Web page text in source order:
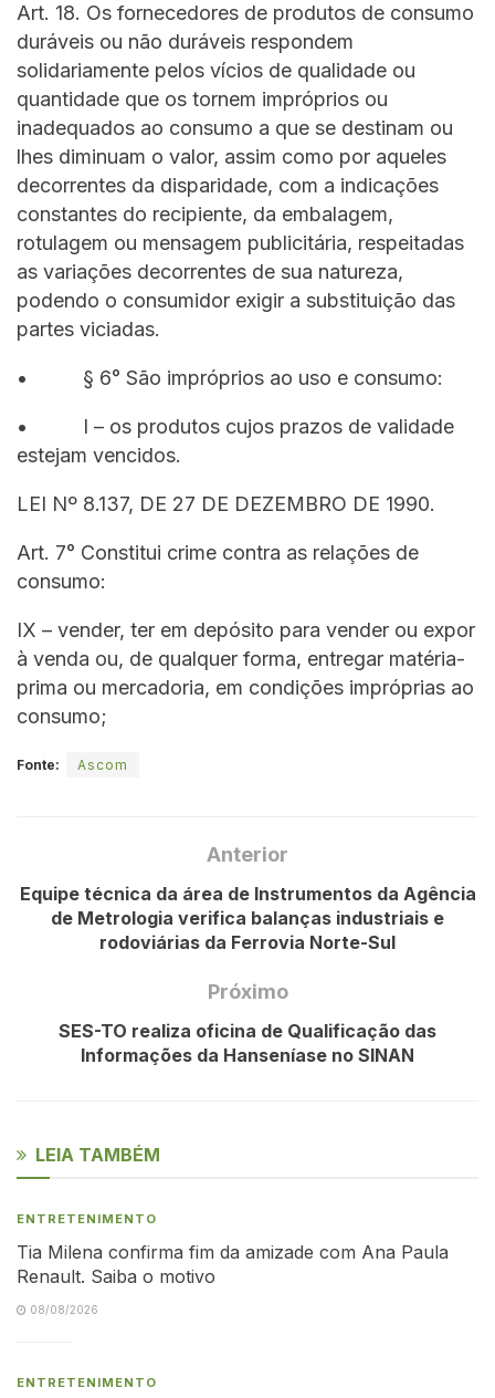
Art. 18. Os fornecedores de produtos de consumo
duráveis ou não duráveis respondem
solidariamente pelos vícios de qualidade ou
quantidade que os tornem impróprios ou
inadequados ao consumo a que se destinam ou
lhes diminuam o valor, assim como por aqueles
decorrentes da disparidade, com a indicações
constantes do recipiente, da embalagem,
rotulagem ou mensagem publicitária, respeitadas
as variações decorrentes de sua natureza,
podendo o consumidor exigir a substituição das
partes viciadas.
• § 6° São impróprios ao uso e consumo:
• I – os produtos cujos prazos de validade
estejam vencidos.
LEI Nº 8.137, DE 27 DE DEZEMBRO DE 1990.
Art. 7° Constitui crime contra as relações de
consumo:
IX – vender, ter em depósito para vender ou expor
à venda ou, de qualquer forma, entregar matéria-
prima ou mercadoria, em condições impróprias ao
consumo;
Fonte: Ascom
Anterior
Equipe técnica da área de Instrumentos da Agência
de Metrologia verifica balanças industriais e
rodoviárias da Ferrovia Norte-Sul
Próximo
SES-TO realiza oficina de Qualificação das
Informações da Hanseníase no SINAN
LEIA TAMBÉM
ENTRETENIMENTO
Tia Milena confirma fim da amizade com Ana Paula
Renault. Saiba o motivo
08/08/2026
ENTRETENIMENTO